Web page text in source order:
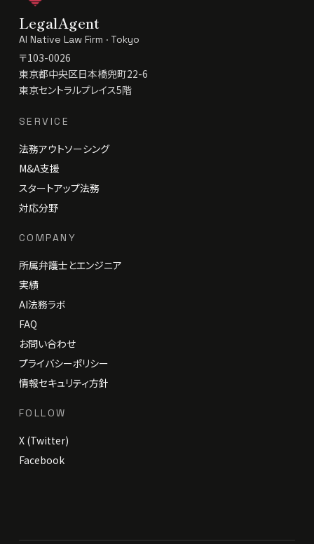
LegalAgent
AI Native Law Firm · Tokyo
〒103-0026
東京都中央区日本橋兜町22-6
東京セントラルプレイス5階
SERVICE
法務アウトソーシング
M&A支援
スタートアップ法務
対応分野
COMPANY
所属弁護士とエンジニア
実績
AI法務ラボ
FAQ
お問い合わせ
プライバシーポリシー
情報セキュリティ方針
FOLLOW
X (Twitter)
Facebook